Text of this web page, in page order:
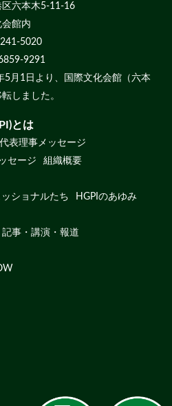
区六本木5-11-16
会館内
5020
9291
月1日より、国際文化会館（六本
しました。
とは
代表理事メッセージ
セージ
組織概要
ショナルたち
HGPIのあゆみ
記事・講演・報道